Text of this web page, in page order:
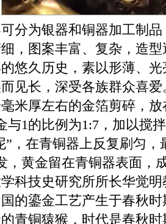
为银器和铜器加工制品
，图案丰富、复杂，造
悠久历史，素以形薄、
见长，深受各族群众喜
米厚左右的金箔剪碎，
与1的比例为1:7，加以搅
”，在青铜器上反复刷匀
，黄金留在青铜器表面，
科技史研究所所长华觉
的鎏金工艺产生于春秋
青铜猿猴，时代是春秋